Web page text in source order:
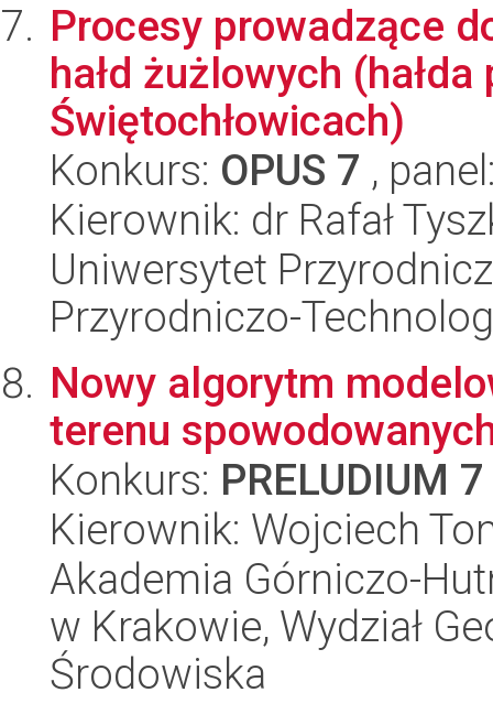
Procesy prowadzące
hałd żużlowych
Świętochłowicach)
Konkurs: OPUS 7 ,
Kierownik: dr Rafał
Uniwersytet
Przyrodniczo-
Nowy algorytm
terenu
Konkurs: PRELUDIUM 7
Kierownik: Wojciech
Akademia Górniczo-
w Krakowie, Wydział
Środowiska